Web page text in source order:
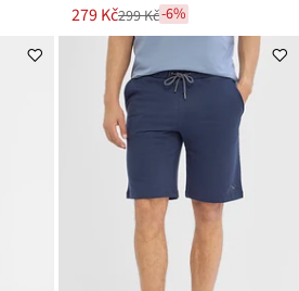
Nová
cena
279 Kč
Zlevněno
299 Kč
299 Kč-6%